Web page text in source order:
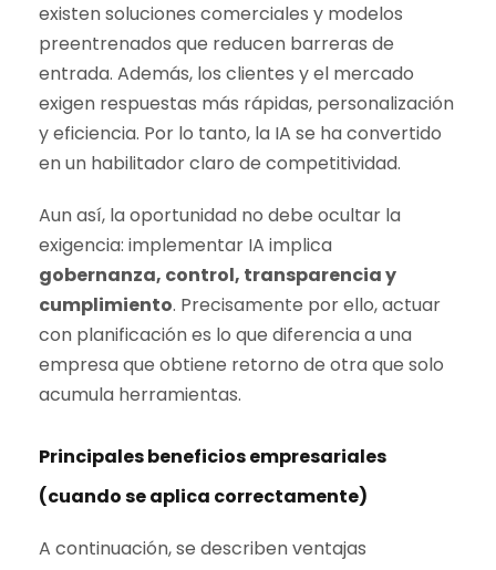
existen soluciones comerciales y modelos
preentrenados que reducen barreras de
entrada. Además, los clientes y el mercado
exigen respuestas más rápidas, personalización
y eficiencia. Por lo tanto, la IA se ha convertido
en un habilitador claro de competitividad.
Aun así, la oportunidad no debe ocultar la
exigencia: implementar IA implica
gobernanza, control, transparencia y
cumplimiento. Precisamente por ello, actuar
con planificación es lo que diferencia a una
empresa que obtiene retorno de otra que solo
acumula herramientas.
Principales beneficios empresariales
(cuando se aplica correctamente)
A continuación, se describen ventajas